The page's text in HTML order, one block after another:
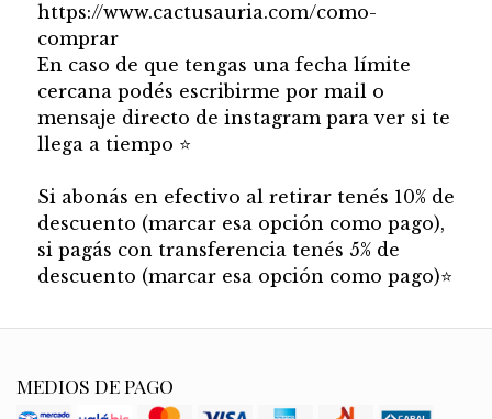
https://www.cactusauria.com/como-
comprar
En caso de que tengas una fecha límite
cercana podés escribirme por mail o
mensaje directo de instagram para ver si te
llega a tiempo ⭐
Si abonás en efectivo al retirar tenés 10% de
descuento (marcar esa opción como pago),
si pagás con transferencia tenés 5% de
descuento (marcar esa opción como pago)⭐
MEDIOS DE PAGO